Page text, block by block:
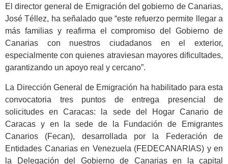
El director general de Emigración del gobierno de Canarias,
José Téllez, ha señalado que “este refuerzo permite llegar a
más familias y reafirma el compromiso del Gobierno de
Canarias con nuestros ciudadanos en el exterior,
especialmente con quienes atraviesan mayores dificultades,
garantizando un apoyo real y cercano”.
La Dirección General de Emigración ha habilitado para esta
convocatoria tres puntos de entrega presencial de
solicitudes en Caracas: la sede del Hogar Canario de
Caracas y en la sede de la Fundación de Emigrantes
Canarios (Fecan), desarrollada por la Federación de
Entidades Canarias en Venezuela (FEDECANARIAS) y en
la Delegación del Gobierno de Canarias en la capital